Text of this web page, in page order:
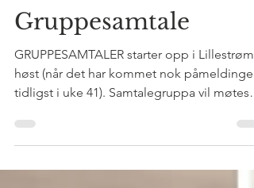
5. okt. 2023
1 min lesing
Gruppesamtale
GRUPPESAMTALER starter opp i Lillestrøm i
høst (når det har kommet nok påmeldinger,
tidligst i uke 41). Samtalegruppa vil møtes